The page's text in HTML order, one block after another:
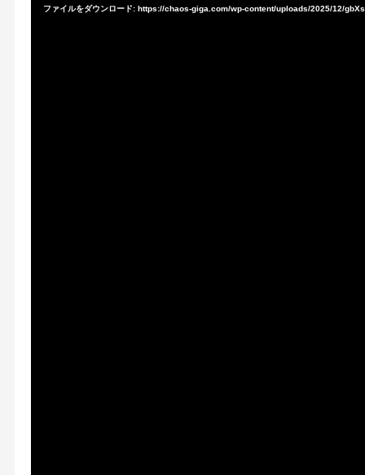
ファイルをダウンロード: https://chaos-giga.com/wp-content/uploads/2025/12/